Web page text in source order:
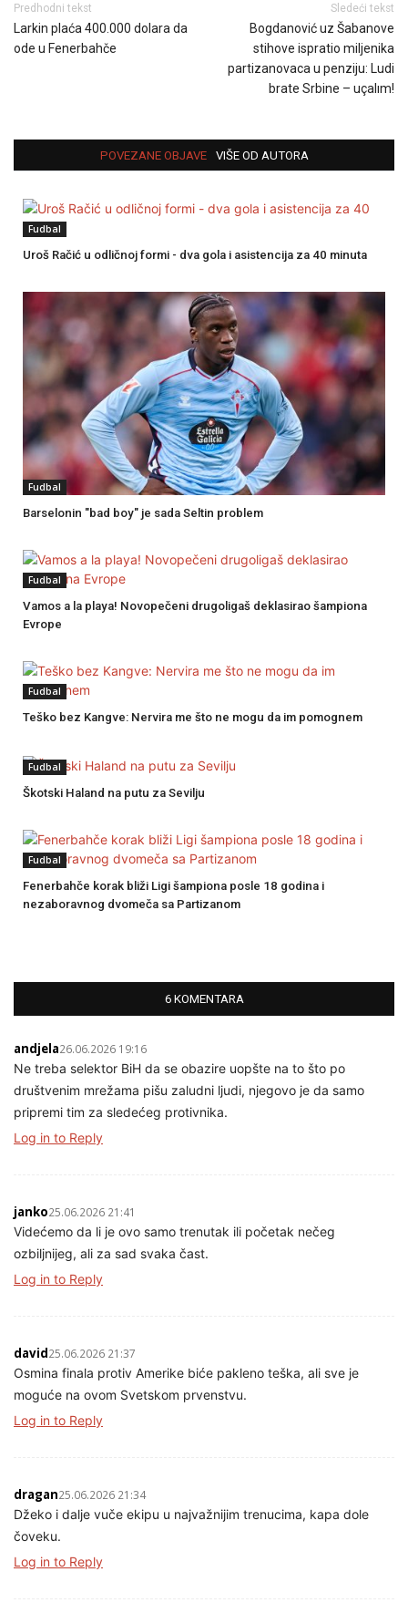
Predhodni tekst
Larkin plaća 400.000 dolara da
ode u Fenerbahče
Sledeći tekst
Bogdanović uz Šabanove
stihove ispratio miljenika
partizanovaca u penziju: Ludi
brate Srbine – uçalım!
POVEZANE OBJAVE VIŠE OD AUTORA
Fudbal
Uroš Račić u odličnoj formi - dva gola i asistencija za 40 minuta
Fudbal
Barselonin "bad boy" je sada Seltin problem
Fudbal
Vamos a la playa! Novopečeni drugoligaš deklasirao šampiona
Evrope
Fudbal
Teško bez Kangve: Nervira me što ne mogu da im pomognem
Fudbal
Škotski Haland na putu za Sevilju
Fudbal
Fenerbahče korak bliži Ligi šampiona posle 18 godina i
nezaboravnog dvomeča sa Partizanom
6 KOMENTARA
andjela26.06.2026 19:16
Ne treba selektor BiH da se obazire uopšte na to što po
društvenim mrežama pišu zaludni ljudi, njegovo je da samo
pripremi tim za sledećeg protivnika.
Log in to Reply
janko25.06.2026 21:41
Videćemo da li je ovo samo trenutak ili početak nečeg
ozbiljnijeg, ali za sad svaka čast.
Log in to Reply
david25.06.2026 21:37
Osmina finala protiv Amerike biće pakleno teška, ali sve je
moguće na ovom Svetskom prvenstvu.
Log in to Reply
dragan25.06.2026 21:34
Džeko i dalje vuče ekipu u najvažnijim trenucima, kapa dole
čoveku.
Log in to Reply